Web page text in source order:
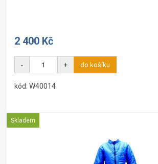
2 400 Kč
- + do košíku
kód: W40014
Skladem